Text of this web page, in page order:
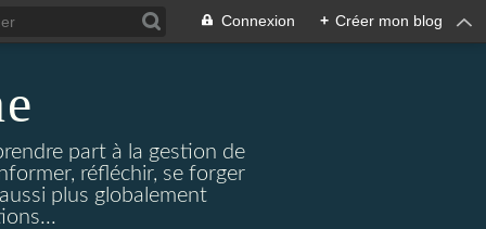
Connexion + Créer mon blog
part à la gestion de
réfléchir, se forger
plus globalement